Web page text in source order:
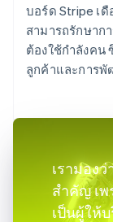
บอร์ด Stripe เ
สามารถรักษาก
ต้องใช้กำลังคน
ลูกค้าและการ
เรามอง
สำคัญ เพ
เป็นผู้ให้